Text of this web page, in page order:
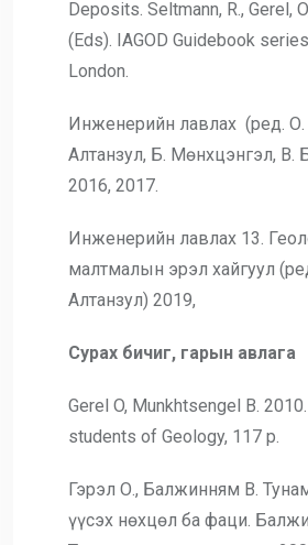
Deposits. Seltmann, R., Gerel,
(Eds). IAGOD Guidebook
London.
Инженерийн лавлах (ред. О.
Алтанзул, Б. Мөнхцэнгэл, В.
2016, 2017.
Инженерийн лавлах 13.
малтмалын эрэл хайгуул
Алтанзул) 2019,
Сурах бичиг, гарын авлага
Gerel O, Munkhtsengel B.
students of Geology, 117 p.
Гэрэл О., Балжинням В.
үүсэх нөхцөл ба фаци.